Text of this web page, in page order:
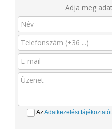
Adja meg
AzAdatkezelési tájékoztatót